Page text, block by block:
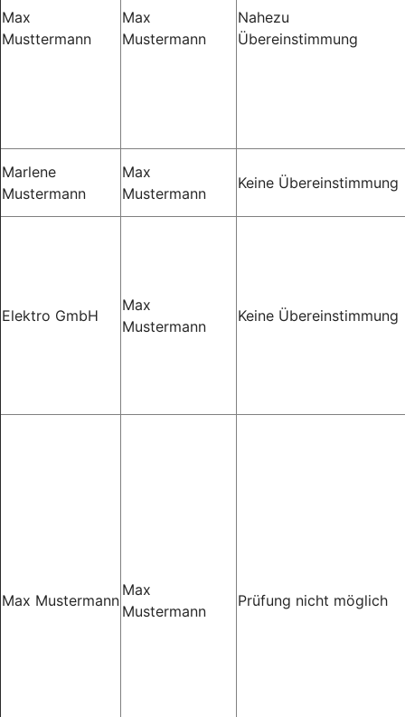
Max
Musttermann
Max
Mustermann
Nahezu
Übereinstimmung
Marlene
Mustermann
Max
Mustermann
Keine Übereinstimmung
Elektro GmbH
Max
Mustermann
Keine Übereinstimmung
Max Mustermann
Max
Mustermann
Prüfung nicht möglich